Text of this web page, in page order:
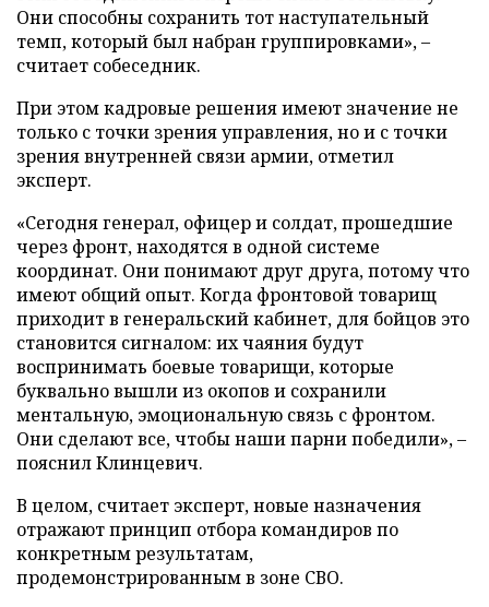
Они способны сохранить тот наступательный
темп, который был набран группировками», –
считает собеседник.
При этом кадровые решения имеют значение не
только с точки зрения управления, но и с точки
зрения внутренней связи армии, отметил
эксперт.
«Сегодня генерал, офицер и солдат, прошедшие
через фронт, находятся в одной системе
координат. Они понимают друг друга, потому что
имеют общий опыт. Когда фронтовой товарищ
приходит в генеральский кабинет, для бойцов это
становится сигналом: их чаяния будут
воспринимать боевые товарищи, которые
буквально вышли из окопов и сохранили
ментальную, эмоциональную связь с фронтом.
Они сделают все, чтобы наши парни победили», –
пояснил Клинцевич.
В целом, считает эксперт, новые назначения
отражают принцип отбора командиров по
конкретным результатам,
продемонстрированным в зоне СВО.